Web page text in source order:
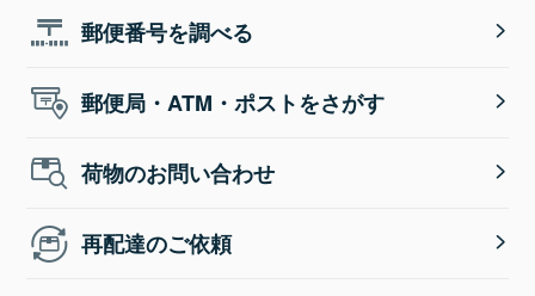
郵便番号を調べる
郵便局・ATM・ポストをさがす
荷物のお問い合わせ
再配達のご依頼